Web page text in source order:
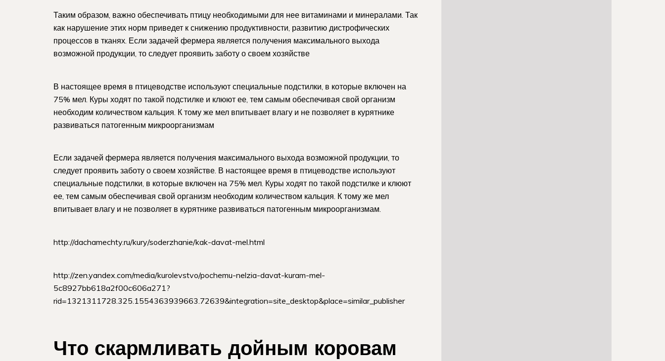
Таким образом, важно обеспечивать птицу необходимыми для нее витаминами и минералами. Так
как нарушение этих норм приведет к снижению продуктивности, развитию дистрофических
процессов в тканях. Если задачей фермера является получения максимального выхода
возможной продукции, то следует проявить заботу о своем хозяйстве
В настоящее время в птицеводстве используют специальные подстилки, в которые включен на
75% мел. Куры ходят по такой подстилке и клюют ее, тем самым обеспечивая свой организм
необходим количеством кальция. К тому же мел впитывает влагу и не позволяет в курятнике
развиваться патогенным микроорганизмам
Если задачей фермера является получения максимального выхода возможной продукции, то
следует проявить заботу о своем хозяйстве. В настоящее время в птицеводстве используют
специальные подстилки, в которые включен на 75% мел. Куры ходят по такой подстилке и клюют
ее, тем самым обеспечивая свой организм необходим количеством кальция. К тому же мел
впитывает влагу и не позволяет в курятнике развиваться патогенным микроорганизмам.
http://dachamechty.ru/kury/soderzhanie/kak-davat-mel.html
http://zen.yandex.com/media/kurolevstvo/pochemu-nelzia-davat-kuram-mel-
5c8927bb618a2f00c606a271?
rid=1321311728.325.1554363939663.72639&integration=site_desktop&place=similar_publisher
Что скармливать дойным коровам